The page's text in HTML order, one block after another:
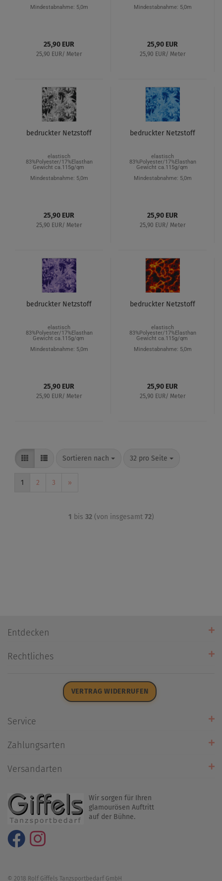
Mindestabnahme: 5,0m
25,90 EUR
25,90 EUR/ Meter
Mindestabnahme: 5,0m
25,90 EUR
25,90 EUR/ Meter
bedruckter Netzstoff
elastisch
83%Polyester/17%Elasthan
Gewicht ca.115g/qm
Mindestabnahme: 5,0m
25,90 EUR
25,90 EUR/ Meter
bedruckter Netzstoff
elastisch
83%Polyester/17%Elasthan
Gewicht ca.115g/qm
Mindestabnahme: 5,0m
25,90 EUR
25,90 EUR/ Meter
bedruckter Netzstoff
elastisch
83%Polyester/17%Elasthan
Gewicht ca.115g/qm
Mindestabnahme: 5,0m
25,90 EUR
25,90 EUR/ Meter
bedruckter Netzstoff
elastisch
83%Polyester/17%Elasthan
Gewicht ca.115g/qm
Mindestabnahme: 5,0m
25,90 EUR
25,90 EUR/ Meter
Sortieren nach 32 pro Seite
1 2 3 »
1 bis 32(von insgesamt 72)
Entdecken
Öffnungszeiten
Rechtliches
VERTRAG WIDERRUFEN
Service
Rückrufservice
Umtausch/Rücksendung
Zahlungsarten
Versandarten
Wir sorgen für Ihren
glamourösen Auftritt
auf der Bühne.
© 2018 Rolf Giffels Tanzsportbedarf GmbH